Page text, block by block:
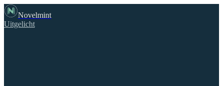
Novelmint
Uitgelicht